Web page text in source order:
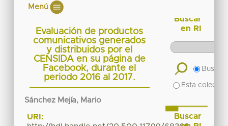
Menú
Evaluación de productos
comunicativos generados
y distribuidos por el
CENSIDA en su página de
Facebook, durante el
periodo 2016 al 2017.
Sánchez Mejía, Mario
URI:
Buscar
en RI
Buscar
Esta
Buscar